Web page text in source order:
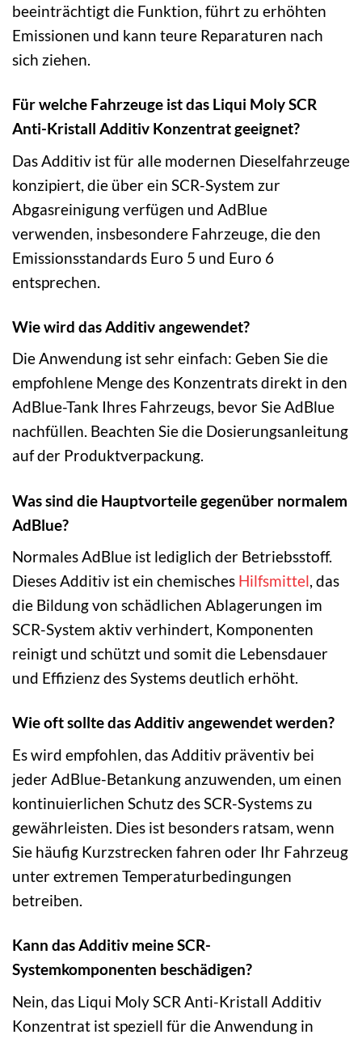
beeinträchtigt die Funktion, führt zu erhöhten
Emissionen und kann teure Reparaturen nach
sich ziehen.
Für welche Fahrzeuge ist das Liqui Moly SCR
Anti-Kristall Additiv Konzentrat geeignet?
Das Additiv ist für alle modernen Dieselfahrzeuge
konzipiert, die über ein SCR-System zur
Abgasreinigung verfügen und AdBlue
verwenden, insbesondere Fahrzeuge, die den
Emissionsstandards Euro 5 und Euro 6
entsprechen.
Wie wird das Additiv angewendet?
Die Anwendung ist sehr einfach: Geben Sie die
empfohlene Menge des Konzentrats direkt in den
AdBlue-Tank Ihres Fahrzeugs, bevor Sie AdBlue
nachfüllen. Beachten Sie die Dosierungsanleitung
auf der Produktverpackung.
Was sind die Hauptvorteile gegenüber normalem
AdBlue?
Normales AdBlue ist lediglich der Betriebsstoff.
Dieses Additiv ist ein chemisches Hilfsmittel, das
die Bildung von schädlichen Ablagerungen im
SCR-System aktiv verhindert, Komponenten
reinigt und schützt und somit die Lebensdauer
und Effizienz des Systems deutlich erhöht.
Wie oft sollte das Additiv angewendet werden?
Es wird empfohlen, das Additiv präventiv bei
jeder AdBlue-Betankung anzuwenden, um einen
kontinuierlichen Schutz des SCR-Systems zu
gewährleisten. Dies ist besonders ratsam, wenn
Sie häufig Kurzstrecken fahren oder Ihr Fahrzeug
unter extremen Temperaturbedingungen
betreiben.
Kann das Additiv meine SCR-
Systemkomponenten beschädigen?
Nein, das Liqui Moly SCR Anti-Kristall Additiv
Konzentrat ist speziell für die Anwendung in